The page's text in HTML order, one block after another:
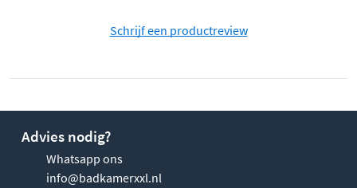
Schrijf een productreview
Advies nodig?
Whatsapp ons
info@badkamerxxl.nl